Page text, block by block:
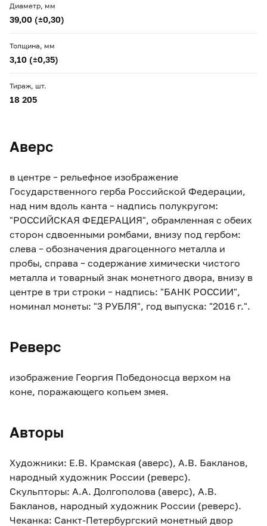
Диаметр, мм
39,00 (±0,30)
Толщина, мм
3,10 (±0,35)
Тираж, шт.
18 205
Аверс
в центре – рельефное изображение
Государственного герба Российской Федерации,
над ним вдоль канта – надпись полукругом:
"РОССИЙСКАЯ ФЕДЕРАЦИЯ", обрамленная с обеих
сторон сдвоенными ромбами, внизу под гербом:
слева – обозначения драгоценного металла и
пробы, справа – содержание химически чистого
металла и товарный знак монетного двора, внизу в
центре в три строки – надпись: "БАНК РОССИИ",
номинал монеты: "3 РУБЛЯ", год выпуска: "2016 г.".
Реверс
изображение Георгия Победоносца верхом на
коне, поражающего копьем змея.
Авторы
Художники: Е.В. Крамская (аверс), А.В. Бакланов,
народный художник России (реверс).
Скульпторы: А.А. Долгополова (аверс), А.В.
Бакланов, народный художник России (реверс).
Чеканка: Санкт-Петербургский монетный двор